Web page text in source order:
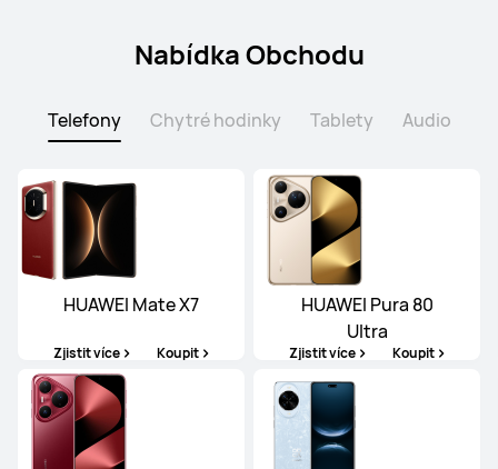
Nabídka Obchodu
Telefony Chytré hodinky Tablety Audio
HUAWEI Mate X7
Zjistit více Koupit
HUAWEI Pura 80
Ultra
Zjistit více Koupit